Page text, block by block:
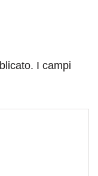
I campi